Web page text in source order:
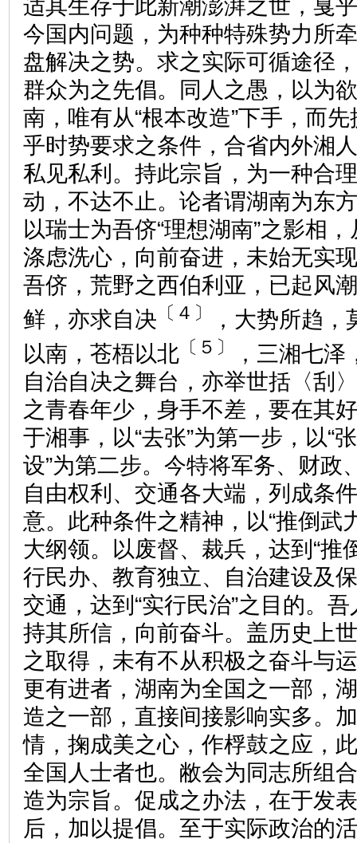
适其生存于此新潮澎湃之世，戛
今国内问题，为种种特殊势力所
盘解决之势。求之实际可循途径
群众为之先倡。同人之愚，以为
南，唯有从“根本改造”下手，而
乎时势要求之条件，合省内外湘
私见私利。持此宗旨，为一种合
动，不达不止。论者谓湖南为东
以瑞士为吾侪“理想湖南”之影相
涤虑洗心，向前奋进，未始无实
吾侪，荒野之西伯利亚，已起风
鲜，亦求自决 〔４〕
，大势所趋
以南，苍梧以北 〔５〕
，三湘七
自治自决之舞台，亦举世括〈刮
之青春年少，身手不差，要在其
于湘事，以“去张”为第一步，以“
设”为第二步。今特将军务、财政
自由权利、交通各大端，列成条
意。此种条件之精神，以“推倒武
大纲领。以废督、裁兵，达到“推
行民办、教育独立、自治建设及
交通，达到“实行民治”之目的。
持其所信，向前奋斗。盖历史上
之取得，未有不从积极之奋斗与
更有进者，湖南为全国之一部，
造之一部，直接间接影响实多。
情，掬成美之心，作桴鼓之应，
全国人士者也。敝会为同志所组
造为宗旨。促成之办法，在于发
后，加以提倡。至于实际政治的